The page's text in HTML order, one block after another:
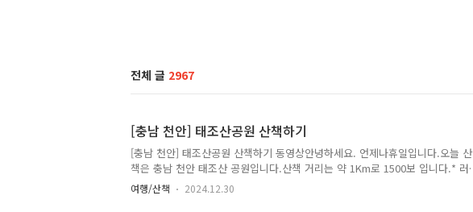
전체 글 2967
[충남 천안] 태조산공원 산책하기
[충남 천안] 태조산공원 산책하기 동영상안녕하세요. 언제나휴일입니다.오늘 산
책은 충남 천안 태조산 공원입니다.산책 거리는 약 1Km로 1500보 입니다.* 러
닝머신에서 보세요.*주차장 규모: 소형차 200대주차 요금(1일 기준) 경차:1000
원 승용차/소형화물:3000원 버스/대형화물/캠핑카:5000원 30분 무료 천안
여행/산책 2024.12.30